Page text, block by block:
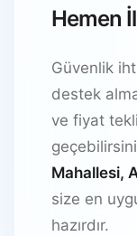
Hemen
Güvenlik
destek
ve fiyat
Mahallesi,
size en
hazırdır.